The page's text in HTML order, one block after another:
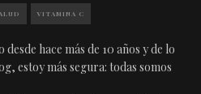
VITAMINA C
hace más de 10 años y de lo
estoy más segura: todas somos